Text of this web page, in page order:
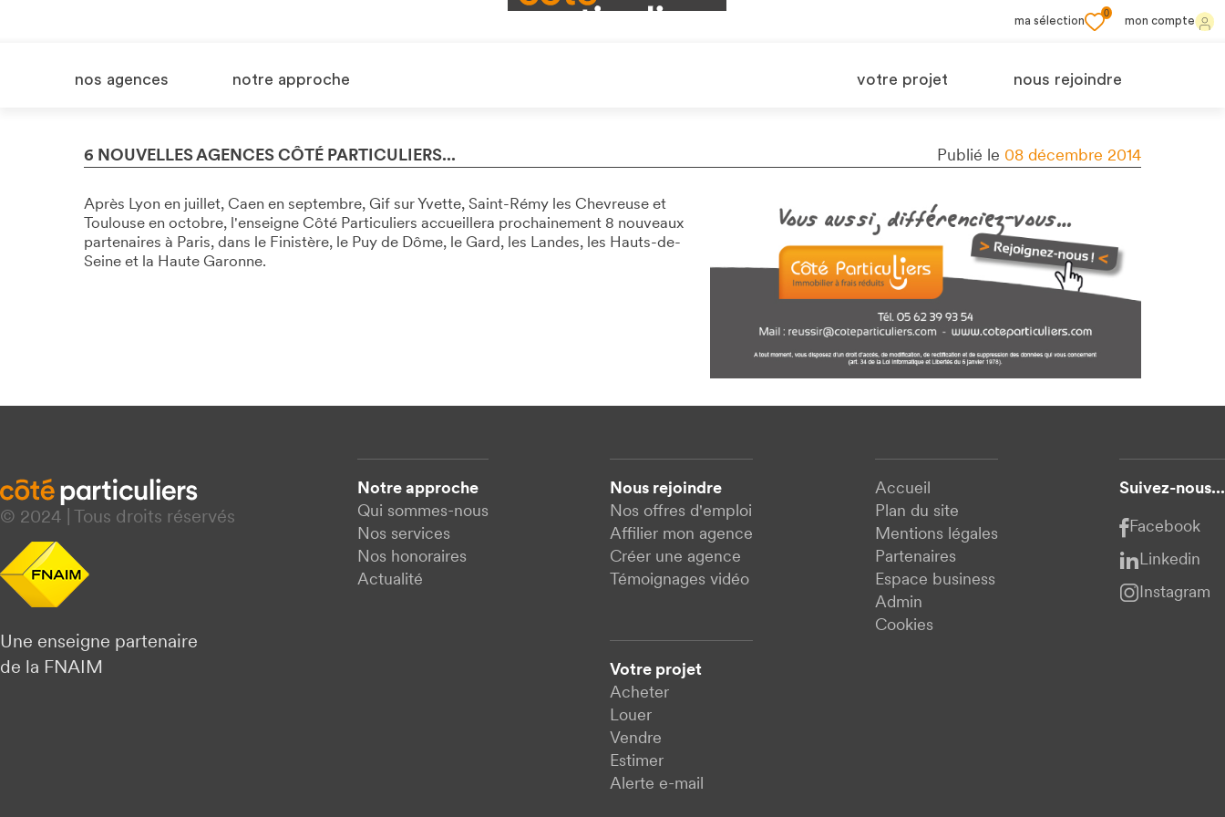
ma sélection
0
mon compte
nos agences notre approche votre projet nous rejoindre
6 NOUVELLES AGENCES CÔTÉ PARTICULIERS... Publié le 08 décembre 2014
Après Lyon en juillet, Caen en septembre, Gif sur Yvette, Saint-Rémy les Chevreuse et
Toulouse en octobre, l'enseigne Côté Particuliers accueillera prochainement 8 nouveaux
partenaires à Paris, dans le Finistère, le Puy de Dôme, le Gard, les Landes, les Hauts-de-
Seine et la Haute Garonne.
© 2024 | Tous droits réservés
Une enseigne partenaire
de la FNAIM
Notre approche
Qui sommes-nous
Nos services
Nos honoraires
Actualité
Nous rejoindre
Nos offres d'emploi
Affilier mon agence
Créer une agence
Témoignages vidéo
Votre projet
Acheter
Louer
Vendre
Estimer
Alerte e-mail
Accueil
Plan du site
Mentions légales
Partenaires
Espace business
Admin
Cookies
Suivez-nous...
Facebook
Linkedin
Instagram